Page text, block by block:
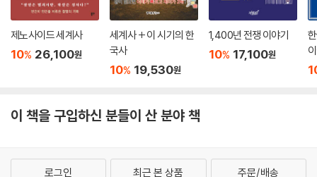
제노사이드 세계사
10% 26,100원
세계사 + 이 시기의 한
국사
10% 19,530원
1,400년 전쟁 이야기
10% 17,100원
이 책을 구입하신 분들이 산 분야 책
로그인 최근 본 상품 주문/배송